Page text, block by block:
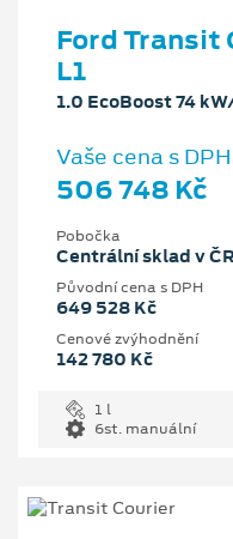
Ford Transit
L1
1.0 EcoBoost 74
Vaše cena s DPH
506 748 Kč
Pobočka
Centrální sklad v ČR
Původní cena s DPH
649 528 Kč
Cenové zvýhodnění
142 780 Kč
1 l
6st. manuální